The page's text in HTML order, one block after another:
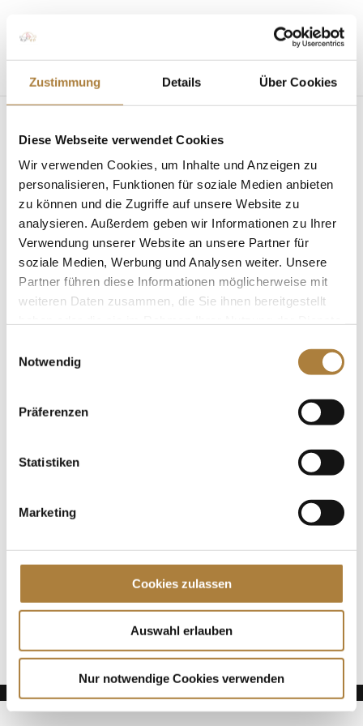
Zustimmung Details Über Cookies
Diese Webseite verwendet Cookies
Wir verwenden Cookies, um Inhalte und Anzeigen zu
personalisieren, Funktionen für soziale Medien anbieten
zu können und die Zugriffe auf unsere Website zu
analysieren. Außerdem geben wir Informationen zu Ihrer
Verwendung unserer Website an unsere Partner für
soziale Medien, Werbung und Analysen weiter. Unsere
Partner führen diese Informationen möglicherweise mit
weiteren Daten zusammen, die Sie ihnen bereitgestellt
Notwendig
Präferenzen
Statistiken
Marketing
Cookies zulassen
Auswahl erlauben
Nur notwendige Cookies verwenden
Seite wählen
Bundeschampionate 2020 digital: Im Internet
live dabei
von Inga Schmidt | 25. August 2020 Allgemein
Bundeschampionate Aktuell unterstützt von der
Stiftung Deutscher Spitzenpferdesport Warendorf.
unvorstellbar finden vom 26. August bis 6.
Spenden
Aktuelle News
Weltmeister
100. Geburtstag von HGW: Warendorf erinnert an
eine Legende des Pferdesports
Goldenes Reitabzeichen für Carolina Miesner